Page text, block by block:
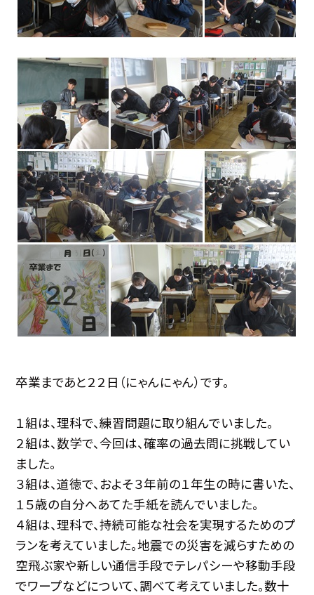
卒業まであと２２日（にゃんにゃん）です。
１組は、理科で、練習問題に取り組んでいました。
２組は、数学で、今回は、確率の過去問に挑戦してい
ました。
３組は、道徳で、およそ３年前の１年生の時に書いた、
１５歳の自分へあてた手紙を読んでいました。
４組は、理科で、持続可能な社会を実現するためのプ
ランを考えていました。地震での災害を減らすための
空飛ぶ家や新しい通信手段でテレパシーや移動手段
でワープなどについて、調べて考えていました。数十